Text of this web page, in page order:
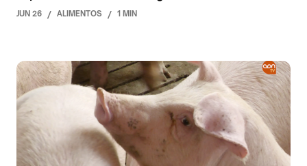
JUN 26 / ALIMENTOS / 1 MIN